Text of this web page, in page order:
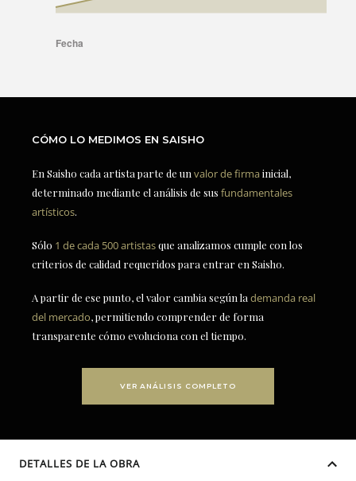
CÓMO LO MEDIMOS EN SAISHO
En Saisho cada artista parte de un valor de firmainicial,
determinado mediante el análisis de sus fundamentales
artísticos.
Sólo 1 de cada 500 artistasque analizamos cumple con los
criterios de calidad requeridos para entrar en Saisho.
A partir de ese punto, el valor cambia según la demanda real
del mercado, permitiendo comprender de forma
transparente cómo evoluciona con el tiempo.
VER ANÁLISIS COMPLETO
DETALLES DE LA OBRA